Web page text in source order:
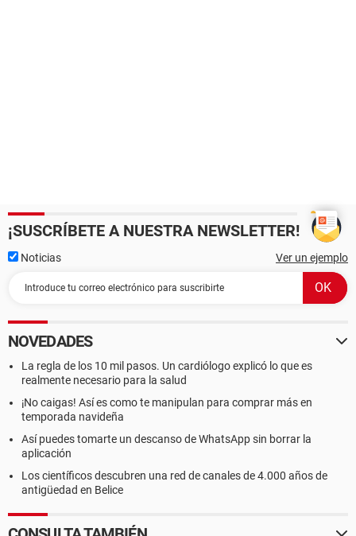
¡SUSCRÍBETE A NUESTRA NEWSLETTER!
Noticias Ver un ejemplo
NOVEDADES
La regla de los 10 mil pasos. Un cardiólogo explicó lo que es
realmente necesario para la salud
¡No caigas! Así es como te manipulan para comprar más en
temporada navideña
Así puedes tomarte un descanso de WhatsApp sin borrar la
aplicación
Los científicos descubren una red de canales de 4.000 años de
antigüedad en Belice